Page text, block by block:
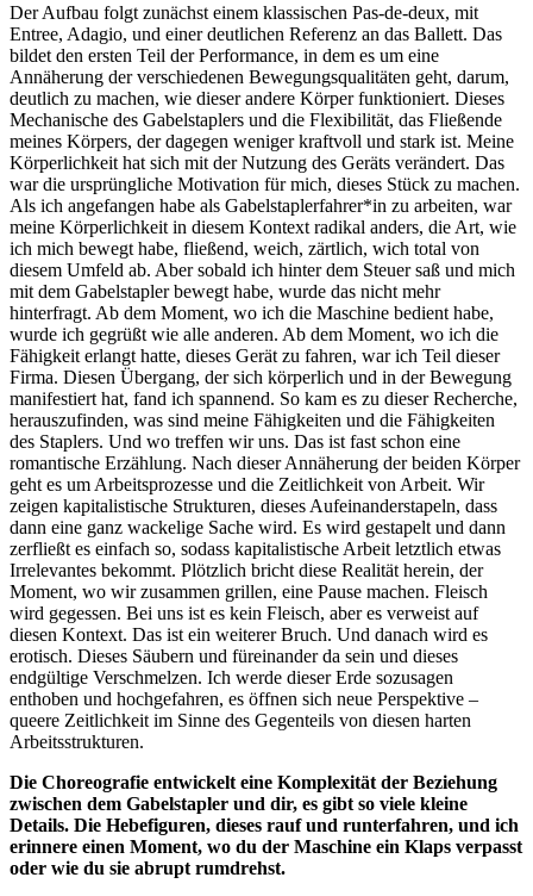
Der Aufbau folgt zunächst einem klassischen Pas-de-deux, mit
Entree, Adagio, und einer deutlichen Referenz an das Ballett. Das
bildet den ersten Teil der Performance, in dem es um eine
Annäherung der verschiedenen Bewegungsqualitäten geht, darum,
deutlich zu machen, wie dieser andere Körper funktioniert. Dieses
Mechanische des Gabelstaplers und die Flexibilität, das Fließende
meines Körpers, der dagegen weniger kraftvoll und stark ist. Meine
Körperlichkeit hat sich mit der Nutzung des Geräts verändert. Das
war die ursprüngliche Motivation für mich, dieses Stück zu machen.
Als ich angefangen habe als Gabelstaplerfahrer*in zu arbeiten, war
meine Körperlichkeit in diesem Kontext radikal anders, die Art, wie
ich mich bewegt habe, fließend, weich, zärtlich, wich total von
diesem Umfeld ab. Aber sobald ich hinter dem Steuer saß und mich
mit dem Gabelstapler bewegt habe, wurde das nicht mehr
hinterfragt. Ab dem Moment, wo ich die Maschine bedient habe,
wurde ich gegrüßt wie alle anderen. Ab dem Moment, wo ich die
Fähigkeit erlangt hatte, dieses Gerät zu fahren, war ich Teil dieser
Firma. Diesen Übergang, der sich körperlich und in der Bewegung
manifestiert hat, fand ich spannend. So kam es zu dieser Recherche,
herauszufinden, was sind meine Fähigkeiten und die Fähigkeiten
des Staplers. Und wo treffen wir uns. Das ist fast schon eine
romantische Erzählung. Nach dieser Annäherung der beiden Körper
geht es um Arbeitsprozesse und die Zeitlichkeit von Arbeit. Wir
zeigen kapitalistische Strukturen, dieses Aufeinanderstapeln, dass
dann eine ganz wackelige Sache wird. Es wird gestapelt und dann
zerfließt es einfach so, sodass kapitalistische Arbeit letztlich etwas
Irrelevantes bekommt. Plötzlich bricht diese Realität herein, der
Moment, wo wir zusammen grillen, eine Pause machen. Fleisch
wird gegessen. Bei uns ist es kein Fleisch, aber es verweist auf
diesen Kontext. Das ist ein weiterer Bruch. Und danach wird es
erotisch. Dieses Säubern und füreinander da sein und dieses
endgültige Verschmelzen. Ich werde dieser Erde sozusagen
enthoben und hochgefahren, es öffnen sich neue Perspektive –
queere Zeitlichkeit im Sinne des Gegenteils von diesen harten
Arbeitsstrukturen.
Die Choreografie entwickelt eine Komplexität der Beziehung
zwischen dem Gabelstapler und dir, es gibt so viele kleine
Details. Die Hebefiguren, dieses rauf und runterfahren, und ich
erinnere einen Moment, wo du der Maschine ein Klaps verpasst
oder wie du sie abrupt rumdrehst.